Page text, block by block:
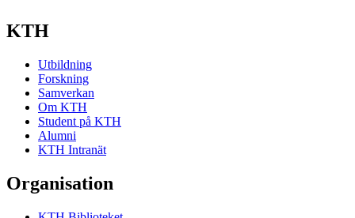
KTH
Utbildning
Forskning
Samverkan
Om KTH
Student på KTH
Alumni
KTH Intranät
Organisation